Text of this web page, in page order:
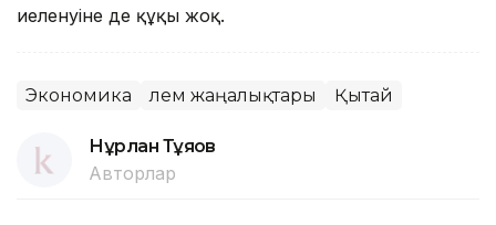
иеленуіне де құқы жоқ.
Экономика Әлем жаңалықтары Қытай
Нұрлан Тұяқов
Авторлар